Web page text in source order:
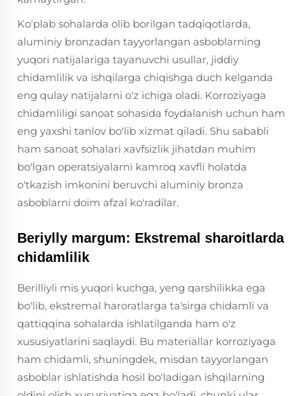
Ko'plab sohalarda olib borilgan tadqiqotlarda,
aluminiy bronzadan tayyorlangan asboblarning
yuqori natijalariga tayanuvchi usullar, jiddiy
chidamlilik va ishqilarga chiqishga duch kelganda
eng qulay natijalarni o'z ichiga oladi. Korroziyaga
chidamliligi sanoat sohasida foydalanish uchun ham
eng yaxshi tanlov bo'lib xizmat qiladi. Shu sababli
ham sanoat sohalari xavfsizlik jihatdan muhim
bo'lgan operatsiyalarni kamroq xavfli holatda
o'tkazish imkonini beruvchi aluminiy bronza
asboblarni doim afzal ko'radilar.
Beriylly margum: Ekstremal sharoitlarda
chidamlilik
Berilliyli mis yuqori kuchga, yeng qarshilikka ega
bo'lib, ekstremal haroratlarga ta'sirga chidamli va
qattiqqina sohalarda ishlatilganda ham o'z
xususiyatlarini saqlaydi. Bu materiallar korroziyaga
ham chidamli, shuningdek, misdan tayyorlangan
asboblar ishlatishda hosil bo'ladigan ishqilarning